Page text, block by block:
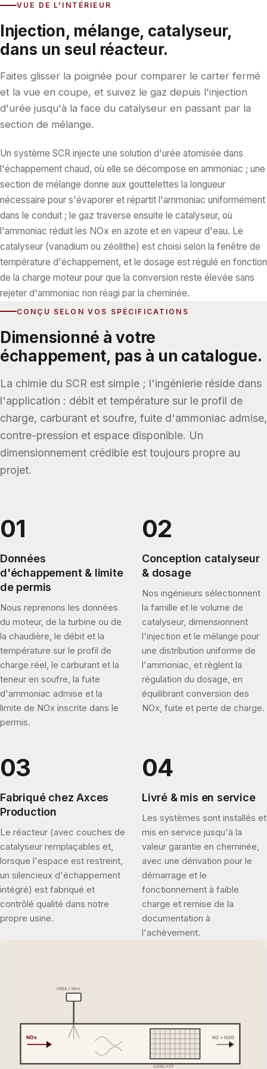
VUE DE L'INTÉRIEUR
Injection, mélange, catalyseur,
dans un seul réacteur.
Faites glisser la poignée pour comparer le carter fermé
et la vue en coupe, et suivez le gaz depuis l'injection
d'urée jusqu'à la face du catalyseur en passant par la
section de mélange.
Un système SCR injecte une solution d'urée atomisée dans
l'échappement chaud, où elle se décompose en ammoniac ; une
section de mélange donne aux gouttelettes la longueur
nécessaire pour s'évaporer et répartit l'ammoniac uniformément
dans le conduit ; le gaz traverse ensuite le catalyseur, où
l'ammoniac réduit les NOx en azote et en vapeur d'eau. Le
catalyseur (vanadium ou zéolithe) est choisi selon la fenêtre de
température d'échappement, et le dosage est régulé en fonction
de la charge moteur pour que la conversion reste élevée sans
rejeter d'ammoniac non réagi par la cheminée.
CONÇU SELON VOS SPÉCIFICATIONS
Dimensionné à votre
échappement, pas à un catalogue.
La chimie du SCR est simple ; l'ingénierie réside dans
l'application : débit et température sur le profil de
charge, carburant et soufre, fuite d'ammoniac admise,
contre-pression et espace disponible. Un
dimensionnement crédible est toujours propre au
projet.
Données
d'échappement & limite
de permis
Nous reprenons les données
du moteur, de la turbine ou de
la chaudière, le débit et la
température sur le profil de
charge réel, le carburant et la
teneur en soufre, la fuite
d'ammoniac admise et la
limite de NOx inscrite dans le
permis.
Conception catalyseur
& dosage
Nos ingénieurs sélectionnent
la famille et le volume de
catalyseur, dimensionnent
l'injection et le mélange pour
une distribution uniforme de
l'ammoniac, et règlent la
régulation du dosage, en
équilibrant conversion des
NOx, fuite et perte de charge.
Fabriqué chez Axces
Production
Le réacteur (avec couches de
catalyseur remplaçables et,
lorsque l'espace est restreint,
un silencieux d'échappement
intégré) est fabriqué et
contrôlé qualité dans notre
propre usine.
Livré & mis en service
Les systèmes sont installés et
mis en service jusqu'à la
valeur garantie en cheminée,
avec une dérivation pour le
démarrage et le
fonctionnement à faible
charge et remise de la
documentation à
l'achèvement.